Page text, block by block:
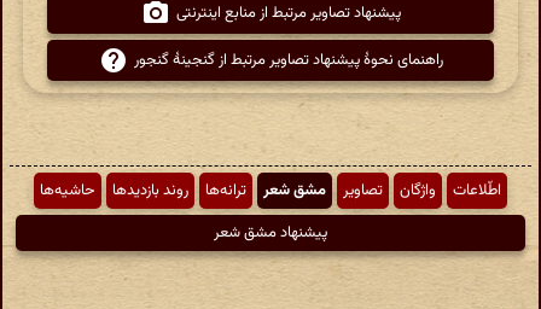
پیشنهاد تصاویر مرتبط از منابع اینترنتی
راهنمای نحوهٔ پیشنهاد تصاویر مرتبط از گنجینهٔ گنجور
اطّلاعات واژگان تصاویر مشق شعر ترانه‌ها روند بازدیدها
حاشیه‌ها
پیشنهاد مشق شعر